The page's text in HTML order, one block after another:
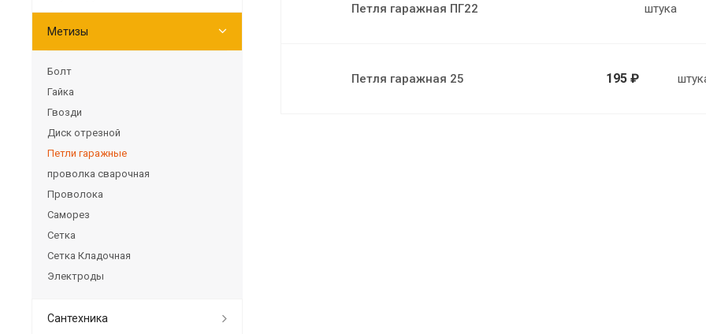
Петля гаражная ПГ22 штука
Петля гаражная 25 195 ₽
Метизы
Болт
Гайка
Гвозди
Диск отрезной
Петли гаражные
проволка сварочная
Проволока
Саморез
Сетка
Сетка Кладочная
Электроды
Сантехника